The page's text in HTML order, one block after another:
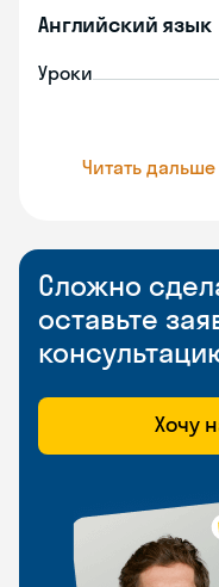
Английский язык
Уроки
Читать дальше
Сложно
оставьте
Хочу